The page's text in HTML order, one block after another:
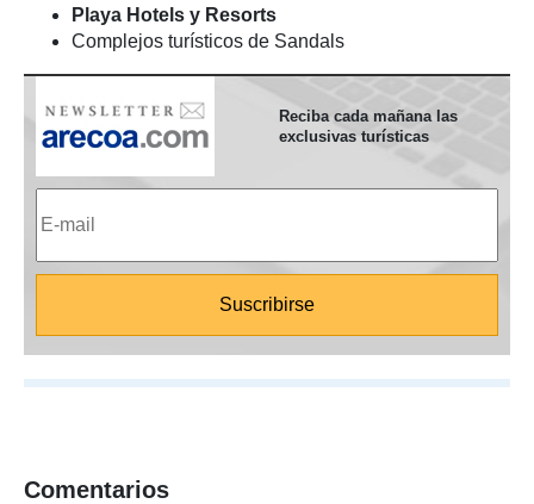
Playa Hotels y Resorts
Complejos turísticos de Sandals
Reciba cada mañana las
exclusivas turísticas
Comentarios